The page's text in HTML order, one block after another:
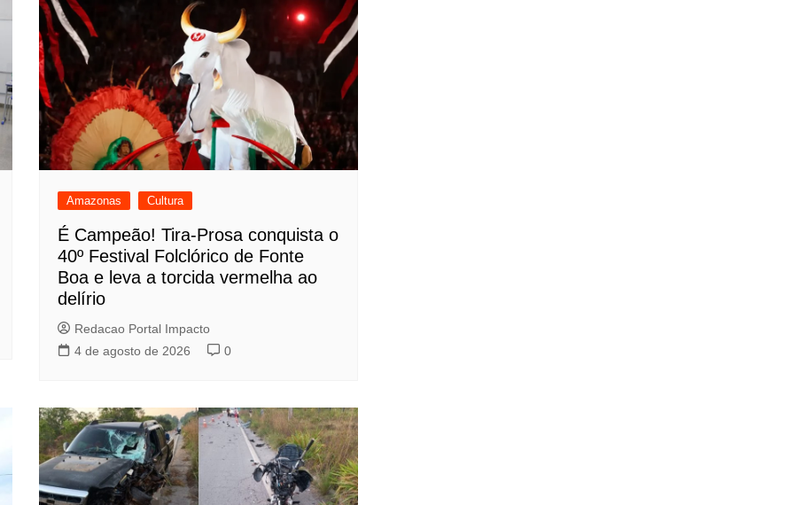
Amazonas Cultura
É Campeão! Tira-Prosa conquista o
40º Festival Folclórico de Fonte
Boa e leva a torcida vermelha ao
delírio
Redacao Portal Impacto
4 de agosto de 2026
0